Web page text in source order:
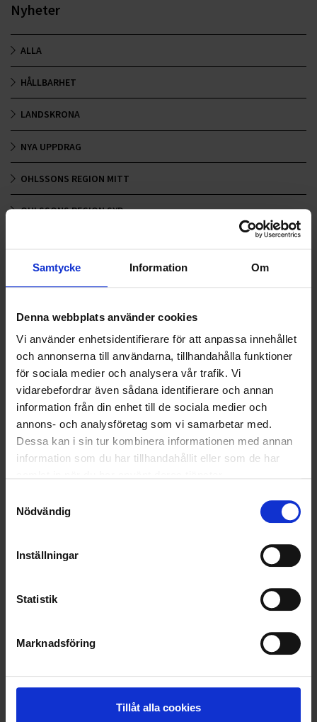
Samtycke Information Om
Denna webbplats använder cookies
Vi använder enhetsidentifierare för att anpassa innehållet
och annonserna till användarna, tillhandahålla funktioner
för sociala medier och analysera vår trafik. Vi
vidarebefordrar även sådana identifierare och annan
information från din enhet till de sociala medier och
annons- och analysföretag som vi samarbetar med.
Dessa kan i sin tur kombinera informationen med annan
information som du har tillhandahållit eller som de har
Nödvändig
Inställningar
Statistik
Marknadsföring
Tillåt alla cookies
Nyheter
ALLA
HÅLLBARHET
LANDSKRONA
NYA UPPDRAG
OHLSSONS REGION MITT
OHLSSONS REGION SYD
OHLSSONSKOLLEGOR
SAMARBETEN
SOCIALT ANSVAR
VELLINGE
KUNDTJÄNST
info@ohlssons.se